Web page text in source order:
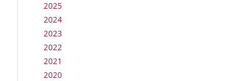
2025
2024
2023
2022
2021
2020